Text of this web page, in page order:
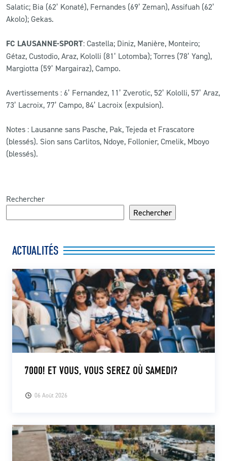
Salatic; Bia (62’ Konaté), Fernandes (69’ Zeman), Assifuah (62’
Akolo); Gekas.
FC LAUSANNE-SPORT: Castella; Diniz, Manière, Monteiro;
Gétaz, Custodio, Araz, Kololli (81’ Lotomba); Torres (78’ Yang),
Margiotta (59’ Margairaz), Campo.
Avertissements : 6’ Fernandez, 11’ Zverotic, 52’ Kololli, 57’ Araz,
73’ Lacroix, 77’ Campo, 84’ Lacroix (expulsion).
Notes : Lausanne sans Pasche, Pak, Tejeda et Frascatore
(blessés). Sion sans Carlitos, Ndoye, Follonier, Cmelik, Mboyo
(blessés).
Rechercher
Rechercher
ACTUALITÉS
06 Août 2026
7000! ET VOUS, VOUS SEREZ OÙ SAMEDI?